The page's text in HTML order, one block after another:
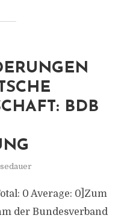
BDB
0 Average: 0]Zum
der Bundesverband